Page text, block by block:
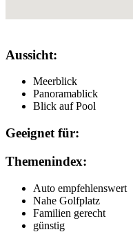
Aussicht:
Meerblick
Panoramablick
Blick auf Pool
Geeignet für:
Themenindex:
Auto empfehlenswert
Nahe Golfplatz
Familien gerecht
günstig